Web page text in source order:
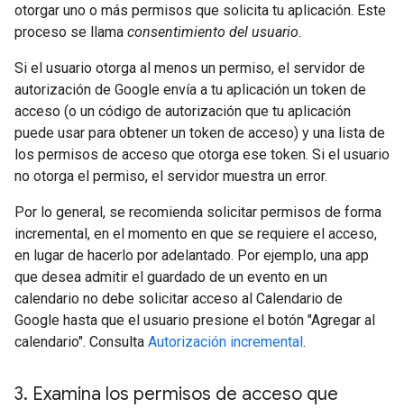
otorgar uno o más permisos que solicita tu aplicación. Este
proceso se llama consentimiento del usuario.
Si el usuario otorga al menos un permiso, el servidor de
autorización de Google envía a tu aplicación un token de
acceso (o un código de autorización que tu aplicación
puede usar para obtener un token de acceso) y una lista de
los permisos de acceso que otorga ese token. Si el usuario
no otorga el permiso, el servidor muestra un error.
Por lo general, se recomienda solicitar permisos de forma
incremental, en el momento en que se requiere el acceso,
en lugar de hacerlo por adelantado. Por ejemplo, una app
que desea admitir el guardado de un evento en un
calendario no debe solicitar acceso al Calendario de
Google hasta que el usuario presione el botón "Agregar al
calendario". Consulta Autorización incremental.
3. Examina los permisos de acceso que